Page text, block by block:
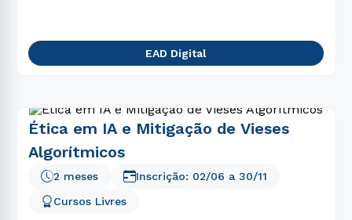
EAD Digital
Ética em IA e Mitigação de Vieses
Algorítmicos
Cursos Livres
2 meses Inscrição: 02/06 a 30/11